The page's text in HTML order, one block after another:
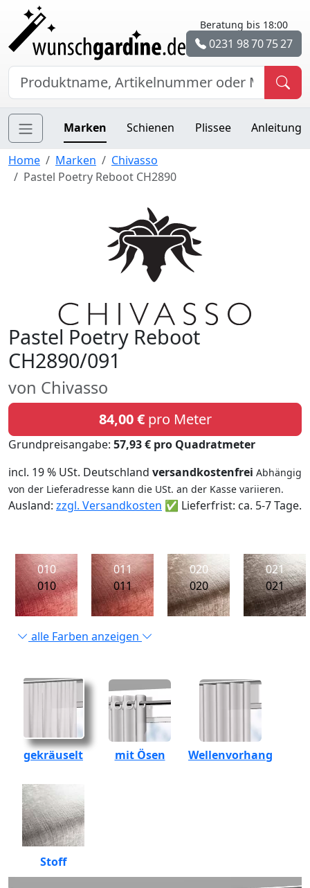
Beratung bis 18:00
0231 98 70 75 27
Marken Schienen Plissee Anleitung
Home Marken
Chivasso
Pastel Poetry Reboot CH2890
Pastel Poetry Reboot
CH2890/091
von Chivasso
84,00 €pro Meter
Grundpreisangabe: 57,93 € pro Quadratmeter
incl. 19 % USt. Deutschland versandkostenfrei Abhängig
von der Lieferadresse kann die USt. an der Kasse variieren.
Ausland: zzgl. Versandkosten ✅ Lieferfrist: ca. 5-7 Tage.
010
010
011
011
020
020
021
021
alle Farben anzeigen
gekräuselt mit Ösen Wellenvorhang
Stoff